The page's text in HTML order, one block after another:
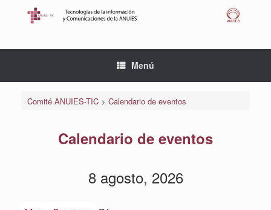
Menú
Comité ANUIES-TIC> Calendario de eventos
Calendario de eventos
8 agosto, 2026